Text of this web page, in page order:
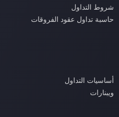
شروط التداول
حاسبة تداول عقود الفروقات
أساسيات التداول
ويبنارات